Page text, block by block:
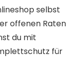
selbst
offenen Raten
du mit
für